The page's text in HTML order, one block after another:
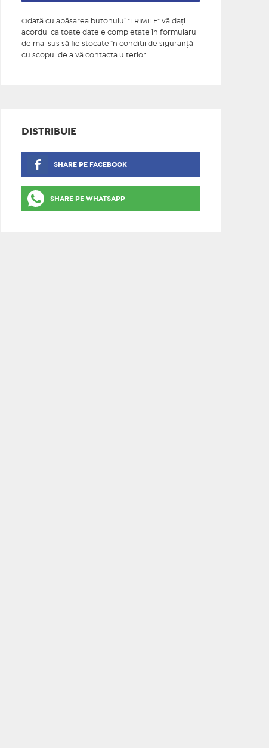
Odată cu apăsarea butonului "TRIMITE" vă daţi
acordul ca toate datele completate în formularul
de mai sus să fie stocate în condiţii de siguranţă
cu scopul de a vă contacta ulterior.
DISTRIBUIE
SHARE PE FACEBOOK
SHARE PE WHATSAPP